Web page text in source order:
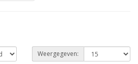
Weergegeven: